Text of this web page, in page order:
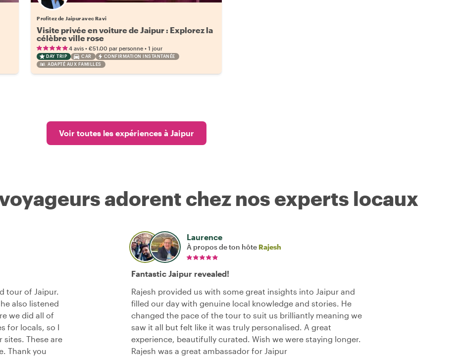
Profitez de Jaipur avec Ravi
Visite privée en voiture de Jaipur : Explorez la
célèbre ville rose
4 avis •€51.00 par personne •1 jour
DAY TRIP CAR
CONFIRMATION INSTANTANÉE
ADAPTÉ AUX FAMILLES
Voir toutes les expériences à Jaipur
adorent chez nos experts locaux
tour of Jaipur.
also listened
we did all of
for locals, so I
sites. These are
Thank you
Laurence
À propos de ton hôte Rajesh
Fantastic Jaipur revealed!
Rajesh provided us with some great insights into Jaipur and
filled our day with genuine local knowledge and stories. He
changed the pace of the tour to suit us brilliantly meaning we
saw it all but felt like it was truly personalised. A great
experience, beautifully curated. Wish we were staying longer.
Rajesh was a great ambassador for Jaipur